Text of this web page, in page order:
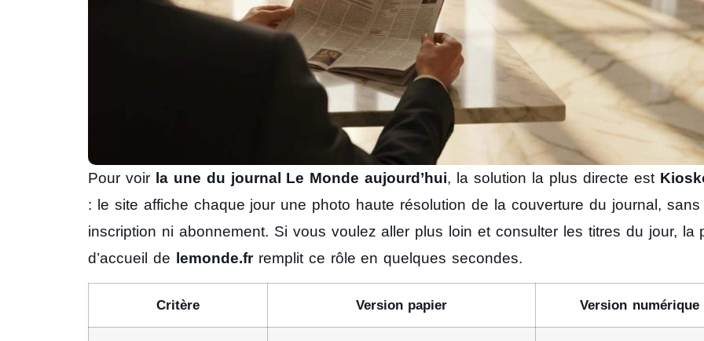
Pour voir la une du journal Le Monde aujourd’hui, la solution la plus directe est
: le site affiche chaque jour une photo haute résolution de la couverture du journal, sans
inscription ni abonnement. Si vous voulez aller plus loin et consulter les titres du jour, la
d’accueil de
lemonde.frremplit ce rôle en quelques secondes.
Critère Version papier Version numérique